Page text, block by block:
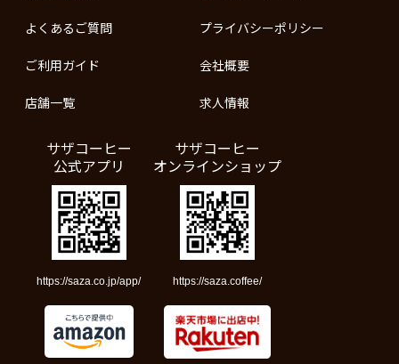
よくあるご質問
ご利用ガイド
店舗一覧
プライバシーポリシー
会社概要
求人情報
サザコーヒー
公式アプリ
https://saza.co.jp/app/
サザコーヒー
オンラインショップ
https://saza.coffee/